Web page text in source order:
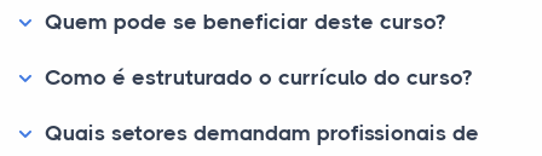
Quem pode se beneficiar deste curso?
Como é estruturado o currículo do curso?
Quais setores demandam profissionais de